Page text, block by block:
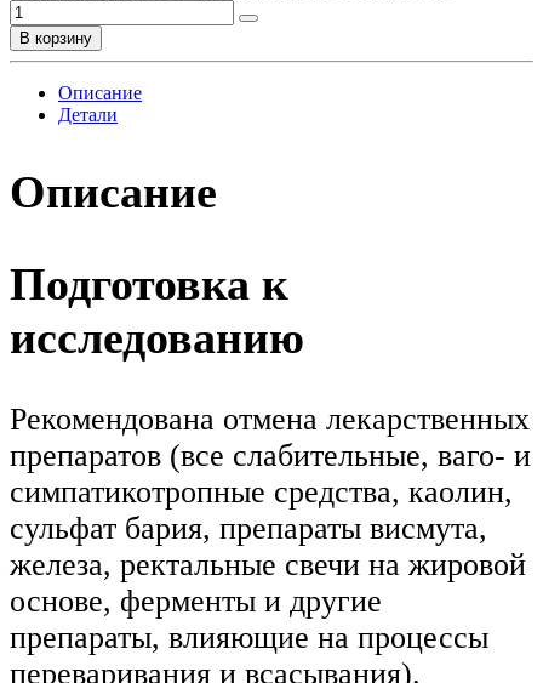
В корзину
Описание
Детали
Описание
Подготовка к
исследованию
Рекомендована отмена лекарственных
препаратов (все слабительные, ваго- и
симпатикотропные средства, каолин,
сульфат бария, препараты висмута,
железа, ректальные свечи на жировой
основе, ферменты и другие
препараты, влияющие на процессы
переваривания и всасывания).